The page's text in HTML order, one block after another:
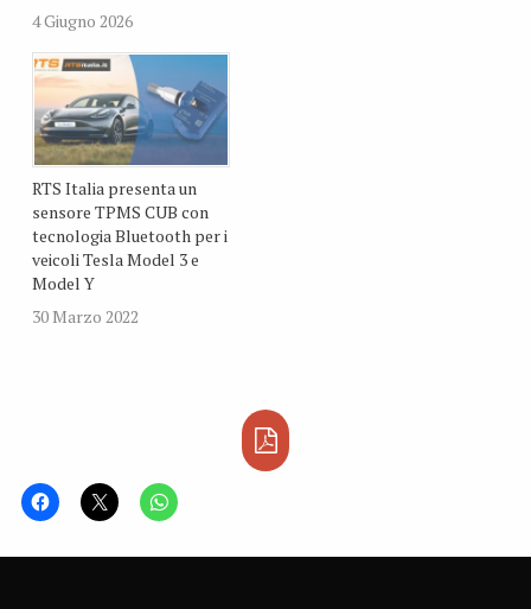
4 Giugno 2026
RTS Italia presenta un
sensore TPMS CUB con
tecnologia Bluetooth per i
veicoli Tesla Model 3 e
Model Y
30 Marzo 2022